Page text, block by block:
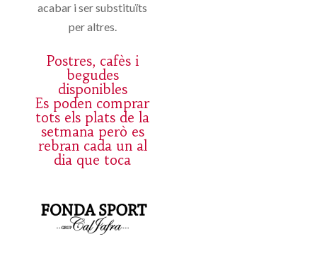
acabar i ser substituïts
per altres.
Postres, cafès i
begudes
disponibles
Es poden comprar
tots els plats de la
setmana però es
rebran cada un al
dia que toca